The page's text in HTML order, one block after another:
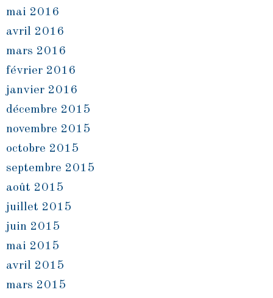
mai 2016
avril 2016
mars 2016
février 2016
janvier 2016
décembre 2015
novembre 2015
octobre 2015
septembre 2015
août 2015
juillet 2015
juin 2015
mai 2015
avril 2015
mars 2015